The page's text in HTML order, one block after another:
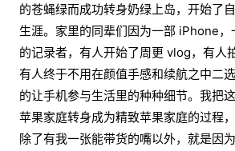
的苍蝇绿而成功转身奶绿上岛，开始了
生涯。家里的同辈们因为一部 iPhone
的记录者，有人开始了周更 vlog，有人
有人终于不用在颜值手感和续航之中二
的让手机参与生活里的种种细节。我把
苹果家庭转身成为精致苹果家庭的过程
除了有我一张能带货的嘴以外，就是因